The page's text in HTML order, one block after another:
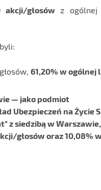
akcji/głosów z ogólnej
61,20% w ogólnej
— jako podmiot
Ubezpieczeń na Życie
z siedzibą w Warszawie,
głosów oraz10,08%